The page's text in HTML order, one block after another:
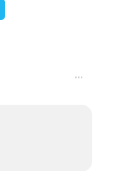
···